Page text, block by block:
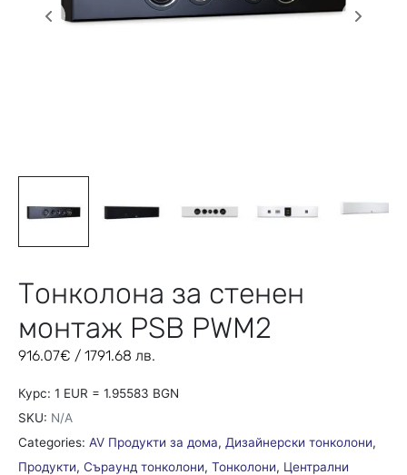
Тонколона за стенен
монтаж PSB PWM2
916.07€ / 1791.68 лв.
Курс: 1 EUR = 1.95583 BGN
SKU: N/A
Categories: AV Продукти за дома, Дизайнерски тонколони,
Продукти, Съраунд тонколони, Тонколони, Централни